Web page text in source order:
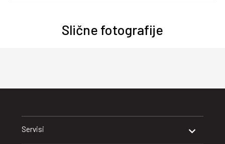
Slične fotografije
Servisi